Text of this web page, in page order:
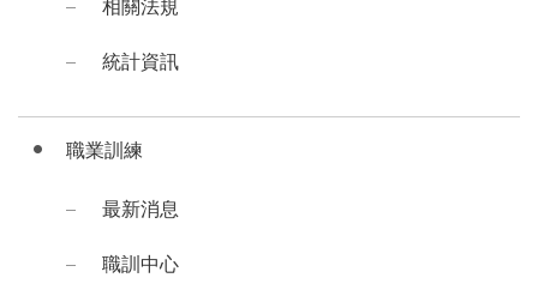
相關法規
統計資訊
職業訓練
最新消息
職訓中心